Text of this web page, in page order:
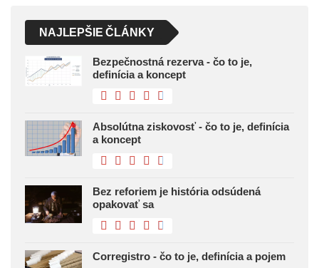
NAJLEPŠIE ČLÁNKY
Bezpečnostná rezerva - čo to je,
definícia a koncept
Absolútna ziskovosť - čo to je, definícia
a koncept
Bez reforiem je história odsúdená
opakovať sa
Corregistro - čo to je, definícia a pojem